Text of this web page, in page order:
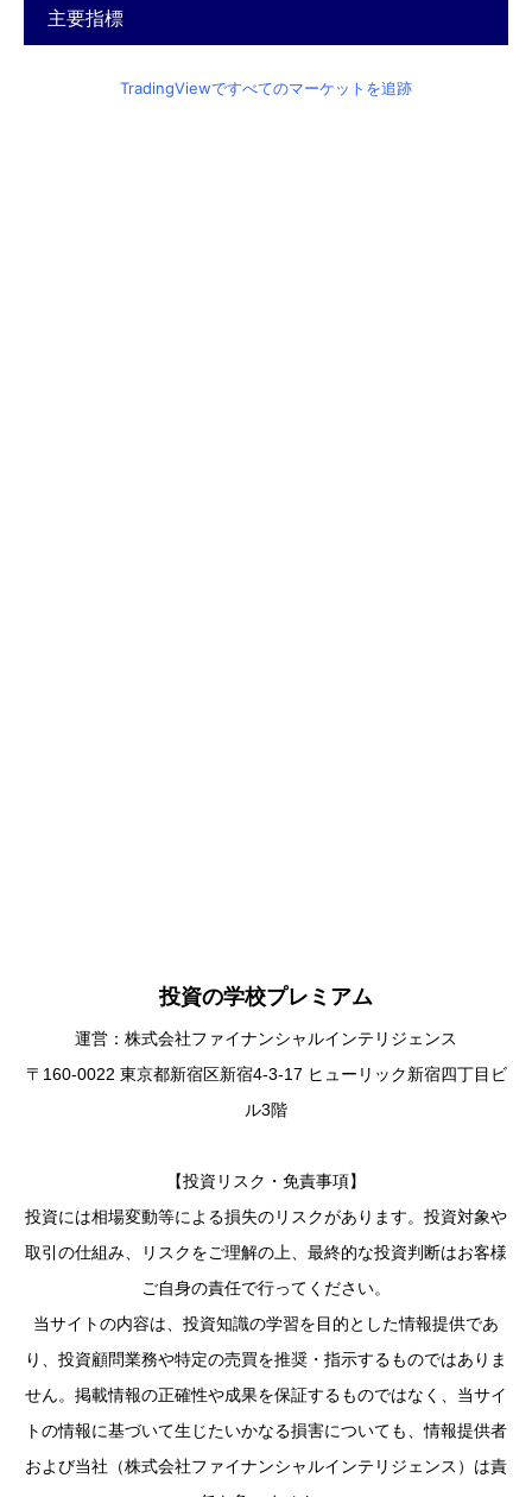
主要指標
TradingViewですべてのマーケットを追跡
投資の学校プレミアム
運営：株式会社ファイナンシャルインテリジェンス
〒160-0022 東京都新宿区新宿4-3-17 ヒューリック新宿四丁目ビ
ル3階
【投資リスク・免責事項】
投資には相場変動等による損失のリスクがあります。投資対象や
取引の仕組み、リスクをご理解の上、最終的な投資判断はお客様
ご自身の責任で行ってください。
当サイトの内容は、投資知識の学習を目的とした情報提供であ
り、投資顧問業務や特定の売買を推奨・指示するものではありま
せん。掲載情報の正確性や成果を保証するものではなく、当サイ
トの情報に基づいて生じたいかなる損害についても、情報提供者
および当社（株式会社ファイナンシャルインテリジェンス）は責